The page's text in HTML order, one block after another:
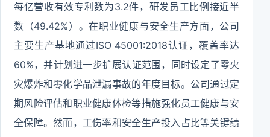
每亿营收有效专利数为3.2件，研发员工比例接近半
数（49.42%）。在职业健康与安全生产方面，公司
主要生产基地通过ISO 45001:2018认证，覆盖率达
60%，并计划进一步扩展认证范围，同时设定了零火
灾爆炸和零化学品泄漏事故的年度目标。公司通过定
期风险评估和职业健康体检等措施强化员工健康与安
全保障。然而，工伤率和安全生产投入占比等关键绩